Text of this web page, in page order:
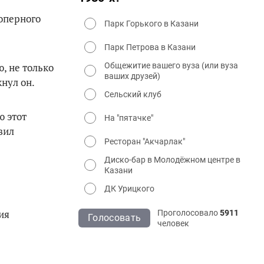
не только
он.
этот
Парк Горького в Казани
Парк Петрова в Казани
Общежитие вашего вуза (или вуза
ваших друзей)
Сельский клуб
На "пятачке"
Ресторан "Акчарлак"
Диско-бар в Молодёжном центре в
Казани
ДК Урицкого
Голосовать Проголосовало5911
человек